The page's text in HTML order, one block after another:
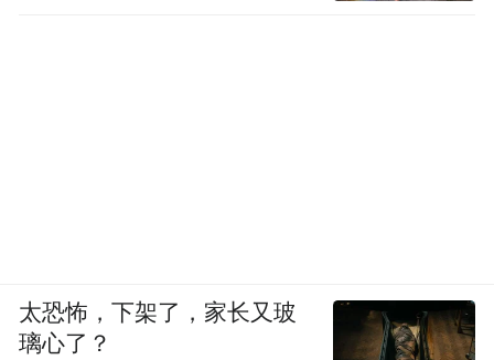
太恐怖，下架了，家长又玻
璃心了？